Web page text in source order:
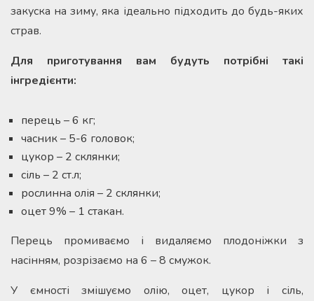
закуска на зиму, яка ідеально підходить до будь-яких
страв.
Для приготування вам будуть потрібні такі
інгредієнти:
перець – 6 кг;
часник – 5-6 головок;
цукор – 2 склянки;
сіль – 2 ст.л;
рослинна олія – 2 склянки;
оцет 9% – 1 стакан.
Перець промиваємо і видаляємо плодоніжки з
насінням, розрізаємо на 6 – 8 смужок.
У ємності змішуємо олію, оцет, цукор і сіль,